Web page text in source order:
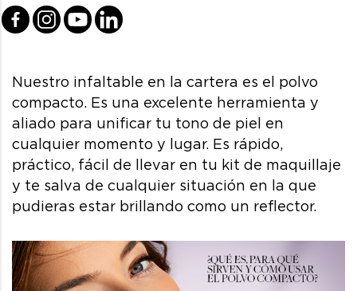
Nuestro infaltable en la cartera es el polvo
compacto. Es una excelente herramienta y
aliado para unificar tu tono de piel en
cualquier momento y lugar. Es rápido,
práctico, fácil de llevar en tu kit de maquillaje
y te salva de cualquier situación en la que
pudieras estar brillando como un reflector.